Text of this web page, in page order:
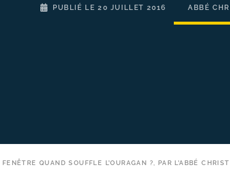
PUBLIÉ LE 20 JUILLET 2016 ABBÉ
QUAND SOUFFLE L’OURAGAN ?, PAR L’ABBÉ